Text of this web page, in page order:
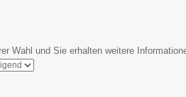
Wahl und Sie erhalten weitere